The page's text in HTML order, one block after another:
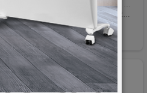
Metalni okvir za izdržljivost i dugotrajnost
Moderni i zanimljiv metalik žuti dizajn
Stvara prijatnu i opuštajuću atmosferu.
7,90KM